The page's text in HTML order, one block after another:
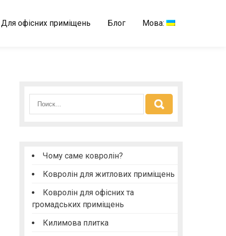
Для офісних приміщень Блог Мова:
Чому саме ковролін?
Ковролін для житлових приміщень
Ковролін для офісних та
громадських приміщень
Килимова плитка